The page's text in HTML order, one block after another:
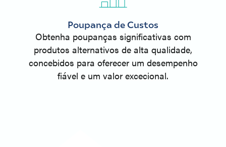
Poupança de Custos
Obtenha poupanças significativas com
produtos alternativos de alta qualidade,
concebidos para oferecer um desempenho
fiável e um valor excecional.